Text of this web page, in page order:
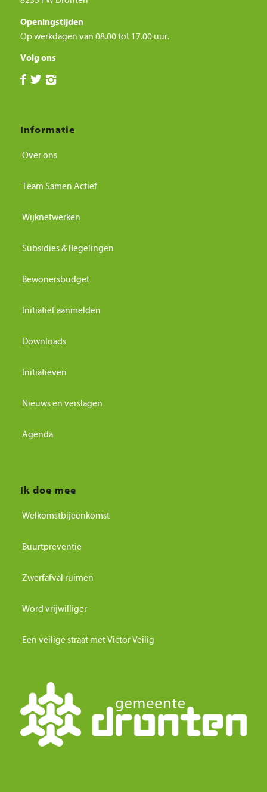
Openingstijden
Op werkdagen van 08.00 tot 17.00 uur.
Volg ons
Informatie
Over ons
Team Samen Actief
Wijknetwerken
Subsidies & Regelingen
Bewonersbudget
Initiatief aanmelden
Downloads
Initiatieven
Nieuws en verslagen
Agenda
Ik doe mee
Welkomstbijeenkomst
Buurtpreventie
Zwerfafval ruimen
Word vrijwilliger
Een veilige straat met Victor Veilig